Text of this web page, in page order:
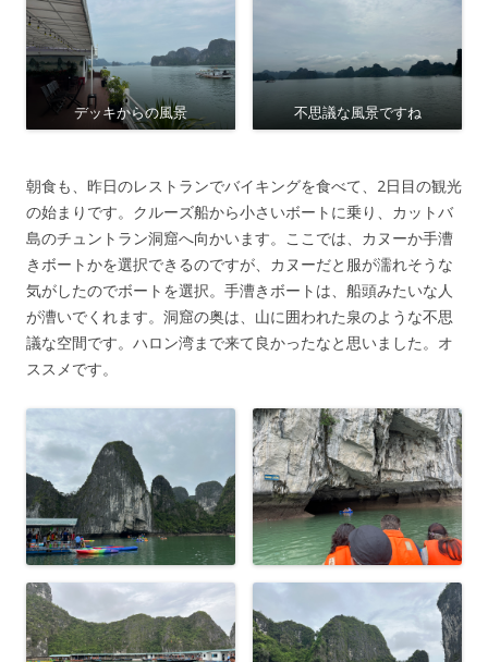
デッキからの風景 不思議な風景ですね
朝食も、昨日のレストランでバイキングを食べて、2日目の観光
の始まりです。クルーズ船から小さいボートに乗り、カットバ
島のチュントラン洞窟へ向かいます。ここでは、カヌーか手漕
きボートかを選択できるのですが、カヌーだと服が濡れそうな
気がしたのでボートを選択。手漕きボートは、船頭みたいな人
が漕いでくれます。洞窟の奥は、山に囲われた泉のような不思
議な空間です。ハロン湾まで来て良かったなと思いました。オ
ススメです。